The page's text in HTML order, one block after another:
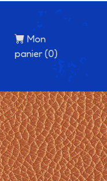
Mon
panier (0)